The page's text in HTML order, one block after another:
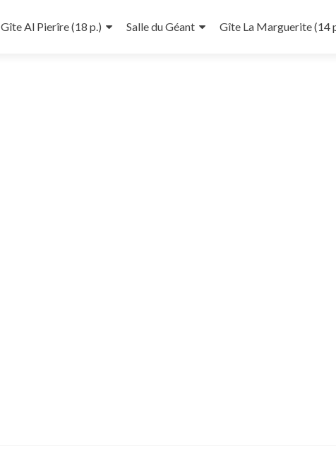
Gîte Al Pierîre (18 p.) Salle du Géant Gîte La Marguerite (14